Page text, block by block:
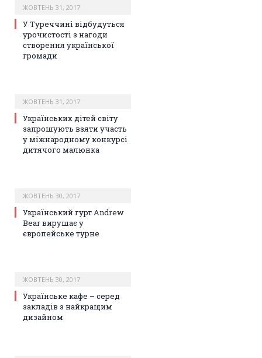
ЖОВТЕНЬ 31, 2017
У Туреччині відбудуться
урочистості з нагоди
створення української
громади
ЖОВТЕНЬ 31, 2017
Українських дітей світу
запрошують взяти участь
у міжнародному конкурсі
дитячого малюнка
ЖОВТЕНЬ 30, 2017
Український гурт Andrew
Bear вирушає у
європейське турне
ЖОВТЕНЬ 30, 2017
Українське кафе – серед
закладів з найкращим
дизайном